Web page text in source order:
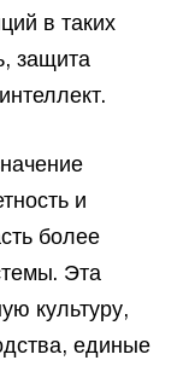
в таких
защита
и
более
Эта
культуру,
единые